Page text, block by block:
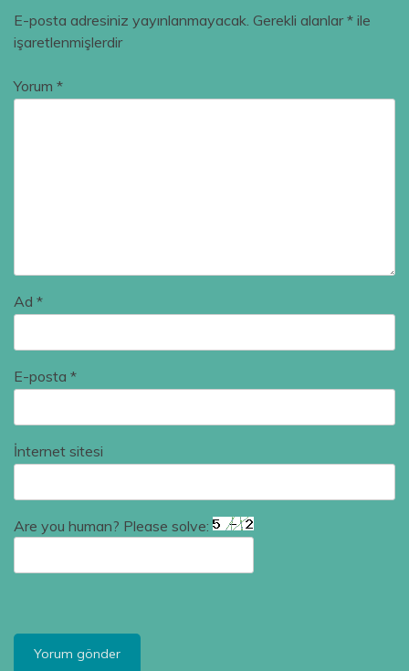
E-posta adresiniz yayınlanmayacak. Gerekli alanlar* ile
işaretlenmişlerdir
Yorum *
Ad *
E-posta *
İnternet sitesi
Are you human? Please solve: